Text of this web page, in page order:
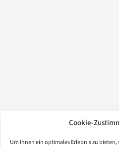
Cookie-
Um Ihnen ein optimales Erlebnis zu